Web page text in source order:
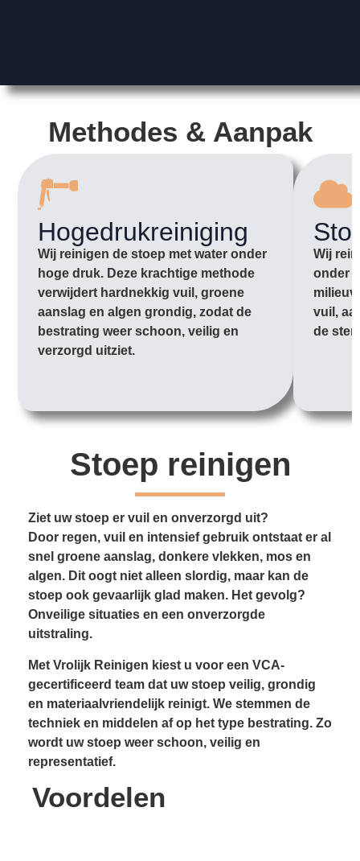
Methodes & Aanpak
Hogedrukreiniging
Wij reinigen de stoep met water onder
hoge druk. Deze krachtige methode
verwijdert hardnekkig vuil, groene
aanslag en algen grondig, zodat de
bestrating weer schoon, veilig en
verzorgd uitziet.
Wij
onder
vuil,
de
Stoep reinigen
Ziet uw stoep er vuil en onverzorgd uit?
Door regen, vuil en intensief gebruik ontstaat er al
snel groene aanslag, donkere vlekken, mos en
algen. Dit oogt niet alleen slordig, maar kan de
stoep ook gevaarlijk glad maken. Het gevolg?
Onveilige situaties en een onverzorgde
uitstraling.
Met Vrolijk Reinigen kiest u voor een VCA-
gecertificeerd team dat uw stoep veilig, grondig
en materiaalvriendelijk reinigt. We stemmen de
techniek en middelen af op het type bestrating. Zo
wordt uw stoep weer schoon, veilig en
representatief.
Voordelen